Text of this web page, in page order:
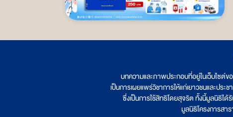
บทความและภาพประกอบที่อยู่ในเว็บไซต์
เป็นการเผยแพร่วิชาการให้แก่เยาวชนและปร
ซึ่งเป็นการใช้สิทธิโดยสุจริต ทั้งนี้มูลนิธิไ
มูลนิธิโครงการสา